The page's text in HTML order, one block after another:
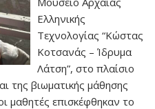
Ελληνικής
Τεχνολογίας “Κώστας
Κοτσανάς – Ίδρυμα
Λάτση”, στο πλαίσιο
της βιωματικής μάθησης
μαθητές επισκέφθηκαν το